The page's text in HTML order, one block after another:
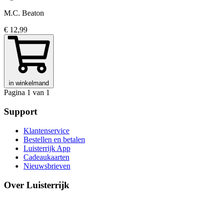
M.C. Beaton
€ 12,99
in winkelmand
Pagina 1 van 1
Support
Klantenservice
Bestellen en betalen
Luisterrijk App
Cadeaukaarten
Nieuwsbrieven
Over Luisterrijk